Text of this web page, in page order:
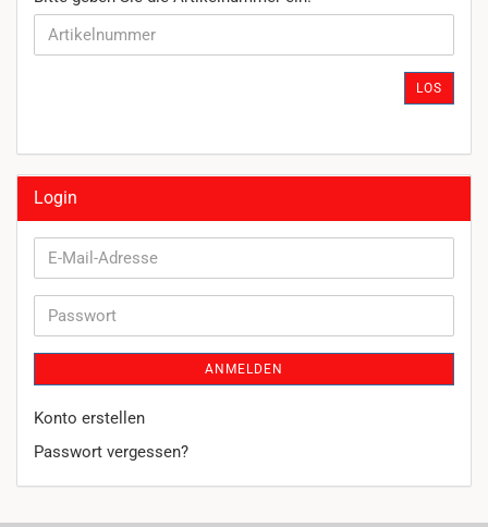
GEBEN
SIE
LOS
Login
E-
Mail-
Passwort
ANMELDEN
Konto erstellen
Passwort vergessen?